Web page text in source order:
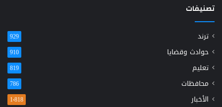
تصنيفات
ترند 929
حوادث وقضايا 910
تعليم 819
محافظات 786
الأخبار 1٬818